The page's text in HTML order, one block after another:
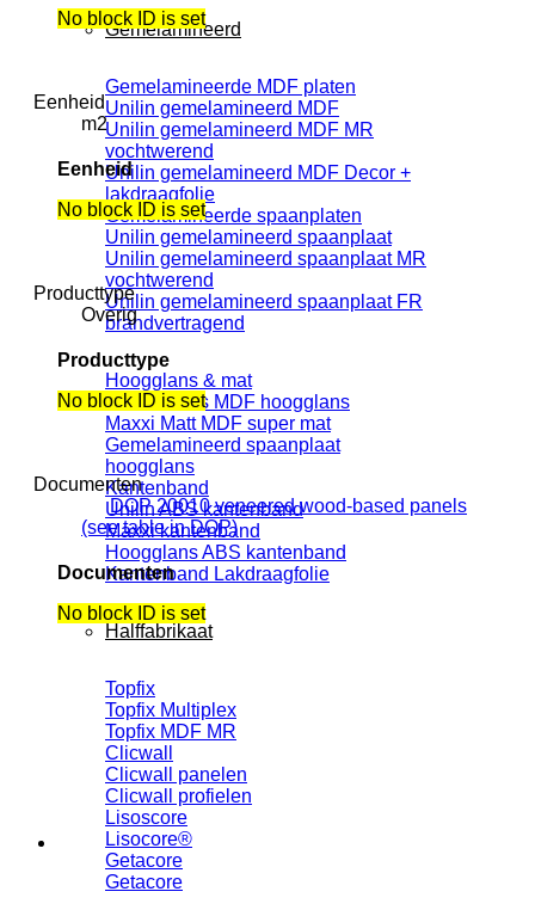
Gemelamineerd
Gemelamineerde MDF platen
Unilin gemelamineerd MDF
Unilin gemelamineerd MDF MR
vochtwerend
Unilin gemelamineerd MDF Decor +
lakdraagfolie
Gemelamineerde spaanplaten
Unilin gemelamineerd spaanplaat
Unilin gemelamineerd spaanplaat MR
vochtwerend
Unilin gemelamineerd spaanplaat FR
brandvertragend
Hoogglans & mat
Maxxi Gloss MDF hoogglans
Maxxi Matt MDF super mat
Gemelamineerd spaanplaat
hoogglans
Kantenband
Unilin ABS kantenband
Maxxi kantenband
Hoogglans ABS kantenband
Kantenband Lakdraagfolie
Halffabrikaat
Topfix
Topfix Multiplex
Topfix MDF MR
Clicwall
Clicwall panelen
Clicwall profielen
Lisoscore
Lisocore®
Getacore
Getacore
No block ID is set
Eenheid
m2
Eenheid
No block ID is set
Producttype
Overig
Producttype
No block ID is set
Documenten
DOP 20010 veneered wood-based panels
(see table in DOP)
Documenten
No block ID is set